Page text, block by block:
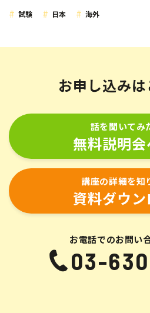
試験 日本 海外
お申し込みは
話を聞いてみ
無料説明
講座の詳細を知
資料ダウ
お電話でのお問い
03-